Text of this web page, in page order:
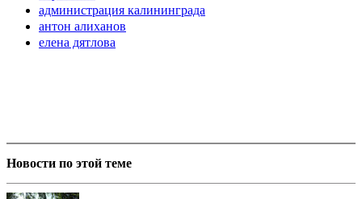
администрация калининграда
антон алиханов
елена дятлова
Новости по этой теме